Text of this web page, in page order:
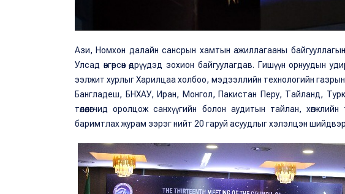
Ази, Номхон далайн сансрын хамтын ажиллагааны
Улсад өнгөрсөн өдрүүдэд зохион байгуулагдав. Гишүүн орнуудын
ээлжит хурлыг Харилцаа холбоо, мэдээллийн технологийн
Бангладеш, БНХАУ, Иран, Монгол, Пакистан Перу, Тайланд,
төлөөлөгчид оролцож санхүүгийн болон аудитын тайлан, хөгжлийн
баримтлах журам зэрэг нийт 20 гаруй асуудлыг хэлэлцэн